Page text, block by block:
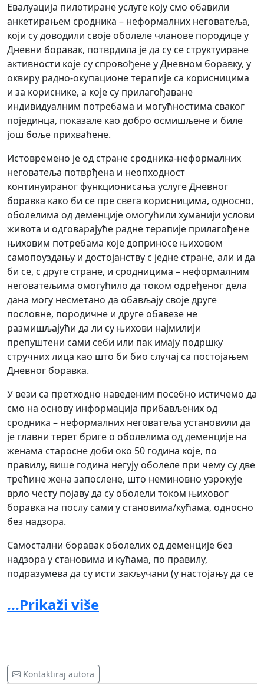
Евалуација пилотиране услуге коју смо обавили
анкетирањем сродника – неформалних неговатеља,
који су доводили своје оболеле чланове породице у
Дневни боравак, потврдила је да су се структуиране
активности које су спровођене у Дневном боравку, у
оквиру радно-окупационе терапије са корисницима
и за кориснике, а које су прилагођаване
индивидуалним потребама и могућностима сваког
појединца, показале као добро осмишљене и биле
још боље прихваћене.
Истовремено је од стране сродника-неформалних
неговатеља потврђена и неопходност
континуираног функционисања услуге Дневног
боравка како би се пре свега корисницима, односно,
оболелима од деменције омогућили хуманији услови
живота и одговарајуће радне терапије прилагођене
њиховим потребама које доприносе њиховом
самопоуздању и достојанству с једне стране, али и да
би се, с друге стране, и сродницима – неформалним
неговатељима омогућило да током одређеног дела
дана могу несметано да обављају своје друге
пословне, породичне и друге обавезе не
размишљајући да ли су њихови најмилији
препуштени сами себи или пак имају подршку
стручних лица као што би био случај са постојањем
Дневног боравка.
У вези са претходно наведеним посебно истичемо да
смо на основу информација прибављених од
сродника – неформалних неговатеља установили да
је главни терет бриге о оболелима од деменције на
женама старосне доби око 50 година које, по
правилу, више година негују оболеле при чему су две
трећине жена запослене, што неминовно узрокује
врло честу појаву да су оболели током њиховог
боравка на послу сами у становима/кућама, односно
без надзора.
Самостални боравак оболелих од деменције без
надзора у становима и кућама, по правилу,
подразумева да су исти закључани (у настојању да се
се ка одређеним дестинацијама са којих не могу
самостално да се врате односно да се спречи да
оболели због наведене чињенице фактички
онемогућени да напусте стамбени простор и у
...Prikaži više
Kontaktiraj autora